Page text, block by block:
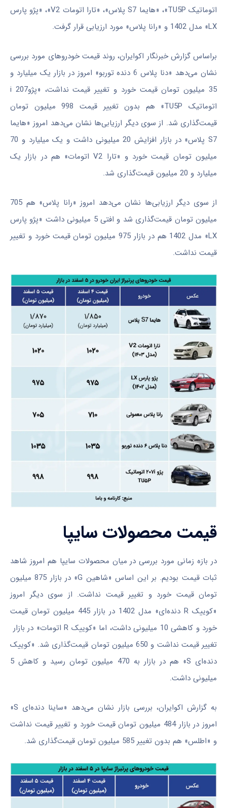
اتوماتیک TU5P»، «هایما S7 پلاس»، «تارا اتومات V2»، «پژو پارس
LX» مدل 1402 و «رانا پلاس» مورد ارزیابی قرار گرفت.
براساس گزارش خبرنگار اکوایران، روند قیمت خودروهای مورد بررسی
نشان می‌دهد «دنا پلاس 6 دنده توربو» امروز در بازار یک میلیارد و
35 میلیون تومان قیمت خورد و تغییر قیمت نداشت، «پژوi 207
اتوماتیک TU5P» هم بدون تغییر قیمت 998 میلیون تومان
قیمت‌گذاری شد. از سوی دیگر ارزیابی‌ها نشان می‌دهد امروز «هایما
S7 پلاس» در بازار افزایش 20 میلیونی داشت و یک میلیارد و 70
میلیون تومان قیمت خورد و «تارا V2 اتومات» هم در بازار یک
میلیارد و 20 میلیون قیمت‌گذاری شد.
از سوی دیگر ارزیابی‌ها نشان می‌دهد امروز «رانا پلاس» هم 705
میلیون تومان قیمت‌گذاری شد و افتی 5 میلیونی داشت «پژو پارس
LX» مدل 1402 هم در بازار 975 میلیون تومان قیمت خورد و تغییر
قیمت نداشت.
قیمت محصولات سایپا
در بازه زمانی مورد بررسی در میان محصولات سایپا هم امروز شاهد
ثبات قیمت بودیم. بر این اساس «شاهین G» در بازار 875 میلیون
تومان قیمت خورد و تغییر قیمت نداشت. از سوی دیگر امروز
«کوییک‌ R دنده‌ای» مدل 1402 در بازار 445 میلیون تومان قیمت
خورد و کاهشی 10 میلیونی داشت، اما «کوییک‌ R اتومات» در بازار
تغییر قیمت نداشت و 650 میلیون تومان قیمت‌گذاری شد. «کوییک
دنده‌ای S» هم در بازار به 470 میلیون تومان رسید و کاهش 5
میلیونی داشت.
به گزارش اکوایران، بررسی بازار نشان می‌دهد «ساینا دنده‌ای S»
امروز در بازار 484 میلیون تومان قیمت خورد و تغییر قیمت نداشت
و «اطلس» هم بدون تغییر 585 میلیون تومان قیمت‌گذاری شد.